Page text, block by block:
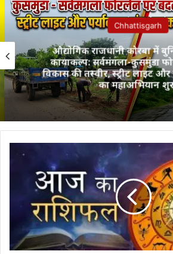
Chhattisgarh
औद्योगिक राजधानी कोरबा में
कायाकल्प: सर्वमंगला-कुसमुंडा
विकास की तस्वीर, स्ट्रीट लाइट और
का महाअभियान शुरू
Horoscope:
जानिए,